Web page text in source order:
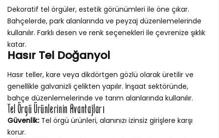
Dekoratif tel örgüler, estetik görünümleri ile öne çıkar.
Bahçelerde, park alanlarında ve peyzaj düzenlemelerinde
kullanılır. Farklı desen ve renk seçenekleri ile çevrenize şıklık
katar.
Hasır Tel Doğanyol
Hasır teller, kare veya dikdörtgen gözlü olarak üretilir ve
genellikle galvanizli çelikten yapılır. İnşaat sektöründe,
bahçe düzenlemelerinde ve tarım alanlarında kullanılır.
Tel Örgü Ürünlerinin Avantajları
Güvenlik:Tel örgü ürünleri, alanınızı izinsiz girişlere karşı
korur.